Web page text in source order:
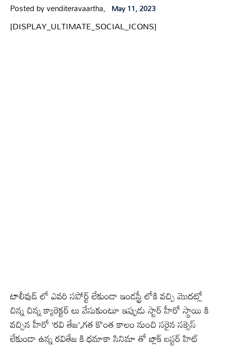
Posted by venditeravaartha, May 11, 2023
[DISPLAY_ULTIMATE_SOCIAL_ICONS]
టాలీవుడ్ లో ఎవరి సపోర్ట్ లేకుండా ఇండస్ట్రీ లోకి వచ్చి మొదట్లో
చిన్న చిన్న క్యారెక్టర్ లు వేసుకుంటూ ఇప్పుడు స్టార్ హీరో స్థాయి కి
వచ్చిన హీరో ‘రవి తేజ’,గత కొంత కాలం నుంచి సరైన సక్సెస్
లేకుండా ఉన్న రవితేజ కి ధమాకా సినిమా తో బ్లాక్ బస్టర్ హిట్